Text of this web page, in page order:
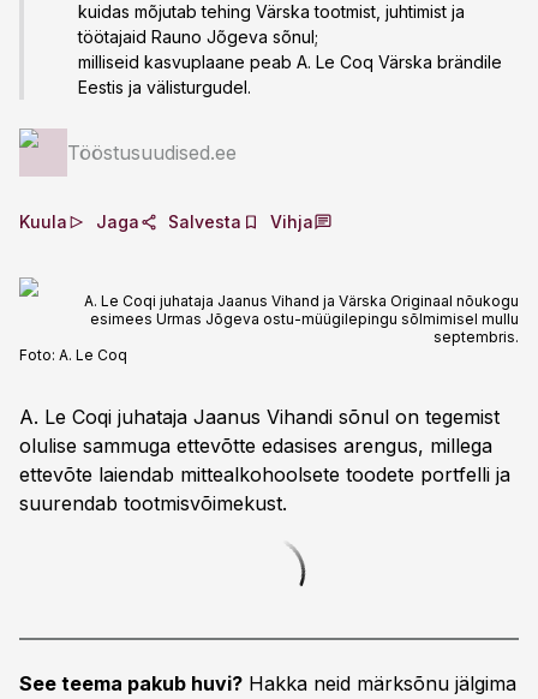
kuidas mõjutab tehing Värska tootmist, juhtimist ja
töötajaid Rauno Jõgeva sõnul;
milliseid kasvuplaane peab A. Le Coq Värska brändile
Eestis ja välisturgudel.
Tööstusuudised.ee
Kuula Jaga Salvesta Vihja
A. Le Coqi juhataja Jaanus Vihand ja Värska Originaal nõukogu
esimees Urmas Jõgeva ostu-müügilepingu sõlmimisel mullu
septembris.
Foto: A. Le Coq
A. Le Coqi juhataja Jaanus Vihandi sõnul on tegemist
olulise sammuga ettevõtte edasises arengus, millega
ettevõte laiendab mittealkohoolsete toodete portfelli ja
suurendab tootmisvõimekust.
See teema pakub huvi? Hakka neid märksõnu jälgima